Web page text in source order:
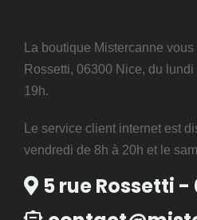
La boutique Mistercanne
Rossetti, 06300 Nice, du
19h.
Le service client internet est
vendredi de 8h à 20h et le
5 rue Rossetti -